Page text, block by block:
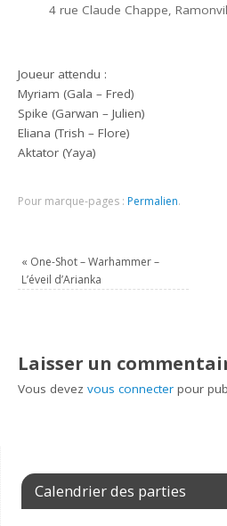
4 rue Claude Chappe,
Joueur attendu :
Myriam (Gala – Fred)
Spike (Garwan – Julien)
Eliana (Trish – Flore)
Aktator (Yaya)
Pour marque-pages : Permalien.
« One-Shot – Warhammer –
L’éveil d’Arianka
Laisser un
Vous devezvous connecter pour
Calendrier des parties